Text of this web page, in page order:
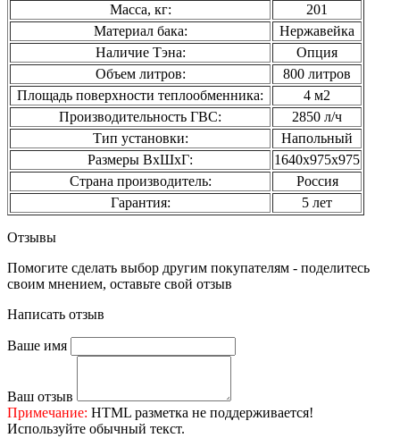
Масса, кг:
201
Материал бака:
Нержавейка
Наличие Тэна:
Опция
Объем литров:
800 литров
Площадь поверхности теплообменника:
4 м2
Производительность ГВС:
2850 л/ч
Тип установки:
Напольный
Размеры ВхШхГ:
1640х975х975
Страна производитель:
Россия
Гарантия:
5 лет
Отзывы
Помогите сделать выбор другим покупателям - поделитесь
своим мнением, оставьте свой отзыв
Написать отзыв
Ваше имя
Ваш отзыв
Примечание: HTML разметка не поддерживается!
Используйте обычный текст.